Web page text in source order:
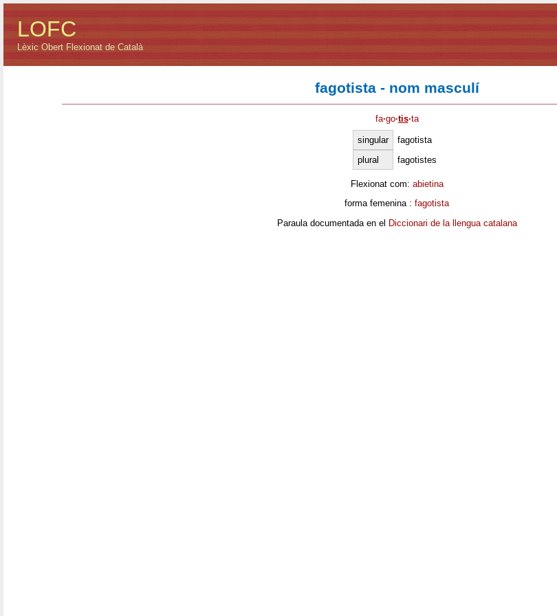
LOFC
Lèxic Obert Flexionat de Català
fagotista - nom masculí
fa·go·tis·ta
singular
fagotista
plural
fagotistes
Flexionat com: abietina
forma femenina : fagotista
Paraula documentada en el Diccionari de la llengua catalana